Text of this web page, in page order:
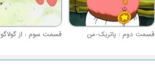
قسمت دوم : پاتریک-من